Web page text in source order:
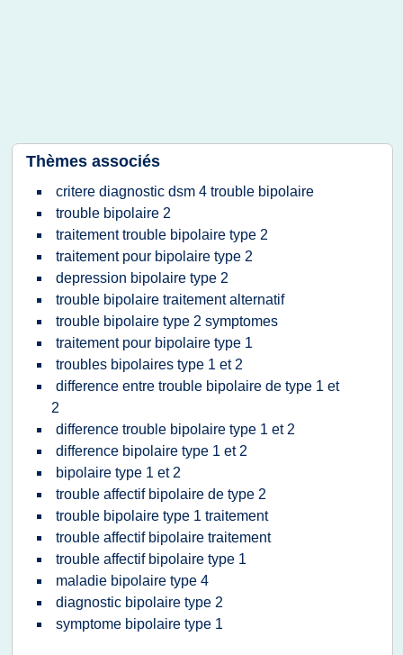
Thèmes associés
critere diagnostic dsm 4 trouble bipolaire
trouble bipolaire 2
traitement trouble bipolaire type 2
traitement pour bipolaire type 2
depression bipolaire type 2
trouble bipolaire traitement alternatif
trouble bipolaire type 2 symptomes
traitement pour bipolaire type 1
troubles bipolaires type 1 et 2
difference entre trouble bipolaire de type 1 et
2
difference trouble bipolaire type 1 et 2
difference bipolaire type 1 et 2
bipolaire type 1 et 2
trouble affectif bipolaire de type 2
trouble bipolaire type 1 traitement
trouble affectif bipolaire traitement
trouble affectif bipolaire type 1
maladie bipolaire type 4
diagnostic bipolaire type 2
symptome bipolaire type 1